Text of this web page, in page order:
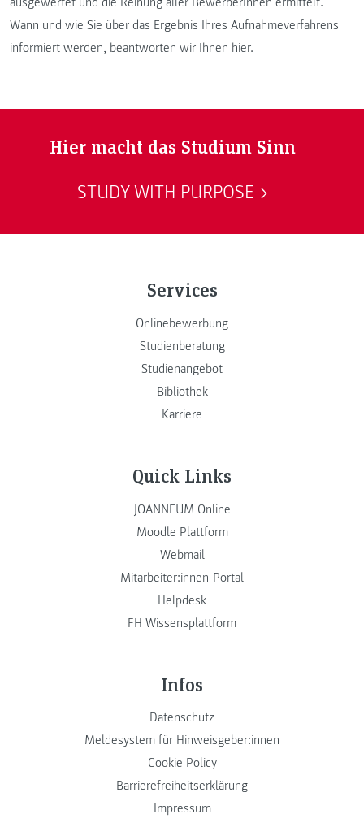
Wann und wie Sie über das Ergebnis Ihres Aufnahmeverfahrens
informiert werden, beantworten wir Ihnen hier.
Hier macht das Studium Sinn
STUDY WITH PURPOSE
Services
Onlinebewerbung
Studienberatung
Studienangebot
Bibliothek
Karriere
Quick Links
JOANNEUM Online
Moodle Plattform
Webmail
Mitarbeiter:innen-Portal
Helpdesk
FH Wissensplattform
Infos
Datenschutz
Meldesystem für Hinweisgeber:innen
Cookie Policy
Barrierefreiheitserklärung
Impressum